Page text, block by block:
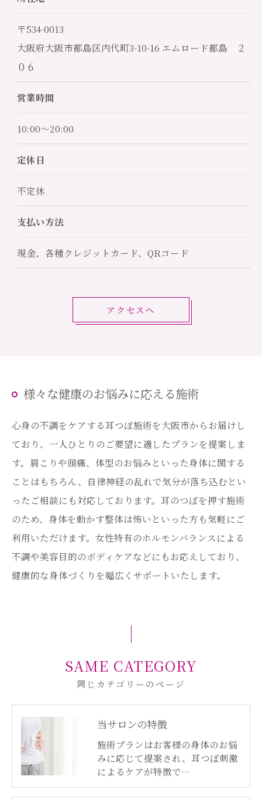
〒534-0013
大阪府大阪市都島区内代町3-10-16 エムロード都島 ２
０６
営業時間
10:00～20:00
定休日
不定休
支払い方法
現金、各種クレジットカード、QRコード
アクセスへ
様々な健康のお悩みに応える施術
心身の不調をケアする耳つぼ施術を大阪市からお届けし
ており、一人ひとりのご要望に適したプランを提案しま
す。肩こりや頭痛、体型のお悩みといった身体に関する
ことはもちろん、自律神経の乱れで気分が落ち込むとい
ったご相談にも対応しております。耳のつぼを押す施術
のため、身体を動かす整体は怖いといった方も気軽にご
利用いただけます。女性特有のホルモンバランスによる
不調や美容目的のボディケアなどにもお応えしており、
健康的な身体づくりを幅広くサポートいたします。
同じカテゴリーのページ
SAME CATEGORY
当サロンの特徴
施術プランはお客様の身体のお悩
みに応じて提案され、耳つぼ刺激
によるケアが特徴で…